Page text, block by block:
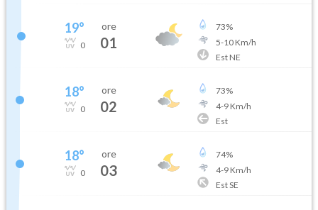
19°
0
ore
01
73%
5-10Km/h
Est NE
18°
0
ore
02
73%
4-9Km/h
Est
18°
0
ore
03
74%
4-9Km/h
Est SE